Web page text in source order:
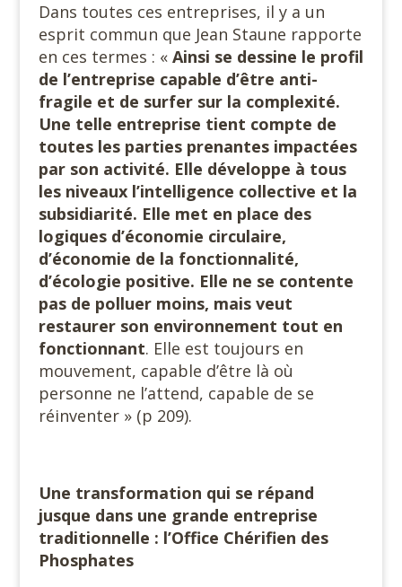
Dans toutes ces entreprises, il y a un
esprit commun que Jean Staune rapporte
en ces termes : « Ainsi se dessine le profil
de l’entreprise capable d’être anti-
fragile et de surfer sur la complexité.
Une telle entreprise tient compte de
toutes les parties prenantes impactées
par son activité. Elle développe à tous
les niveaux l’intelligence collective et la
subsidiarité. Elle met en place des
logiques d’économie circulaire,
d’économie de la fonctionnalité,
d’écologie positive. Elle ne se contente
pas de polluer moins, mais veut
restaurer son environnement tout en
fonctionnant. Elle est toujours en
mouvement, capable d’être là où
personne ne l’attend, capable de se
réinventer » (p 209).
Une transformation qui se répand
jusque dans une grande entreprise
traditionnelle : l’Office Chérifien des
Phosphates